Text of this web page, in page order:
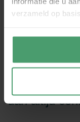
verzameld op
is? BijVan
Onze
Hieraan
Heb je
dan altijd